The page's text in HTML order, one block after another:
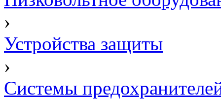
›
Устройства защиты
›
Системы